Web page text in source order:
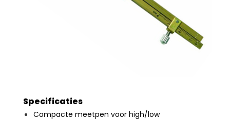
Specificaties
Compacte meetpen voor high/low